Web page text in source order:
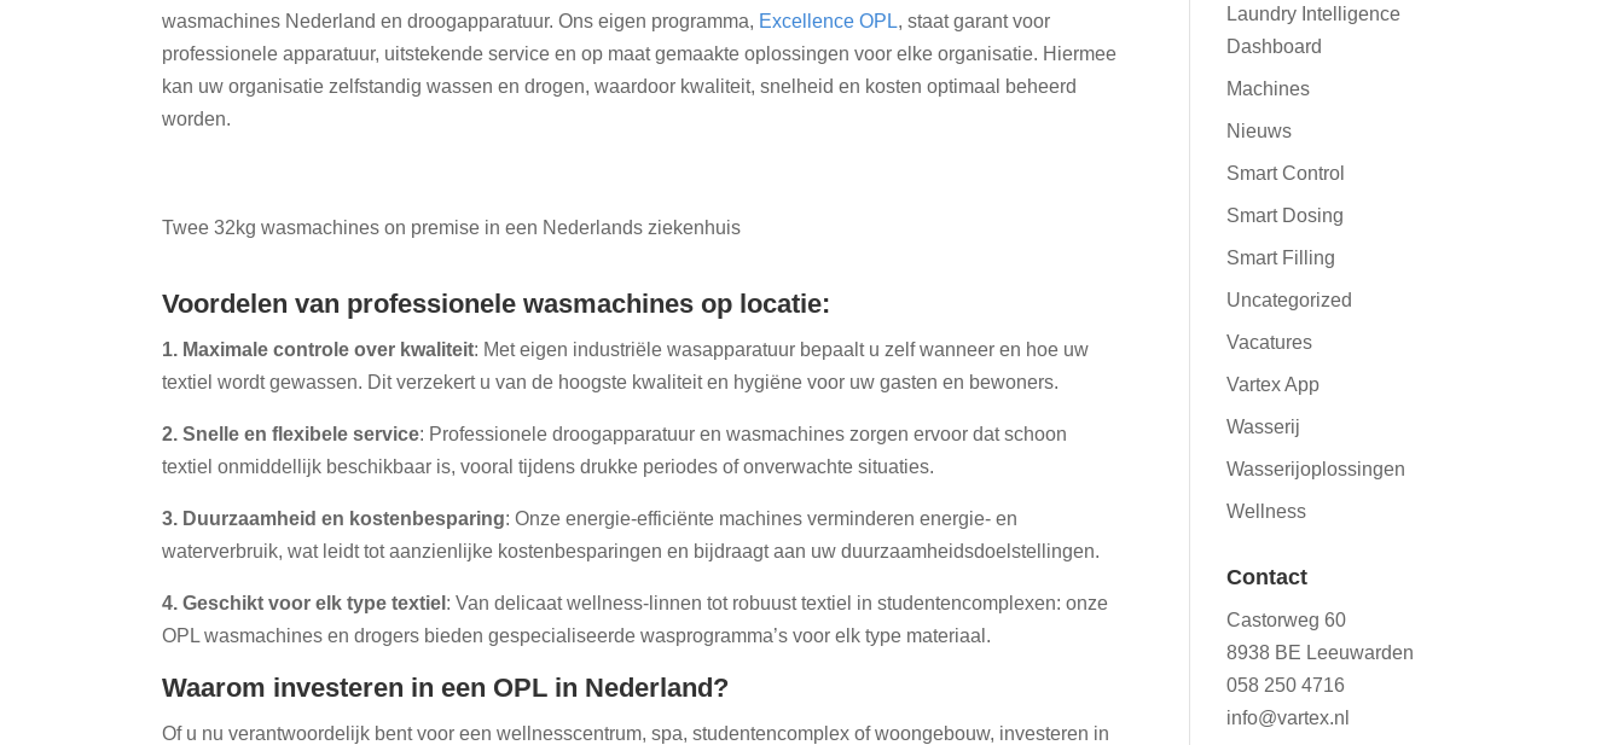
wasmachines Nederland en droogapparatuur. Ons eigen programma, Excellence OPL, staat garant voor
professionele apparatuur, uitstekende service en op maat gemaakte oplossingen voor elke organisatie. Hiermee
kan uw organisatie zelfstandig wassen en drogen, waardoor kwaliteit, snelheid en kosten optimaal beheerd
worden.
Twee 32kg wasmachines on premise in een Nederlands ziekenhuis
Voordelen van professionele wasmachines op locatie:
1. Maximale controle over kwaliteit: Met eigen industriële wasapparatuur bepaalt u zelf wanneer en hoe uw
textiel wordt gewassen. Dit verzekert u van de hoogste kwaliteit en hygiëne voor uw gasten en bewoners.
2. Snelle en flexibele service: Professionele droogapparatuur en wasmachines zorgen ervoor dat schoon
textiel onmiddellijk beschikbaar is, vooral tijdens drukke periodes of onverwachte situaties.
3. Duurzaamheid en kostenbesparing: Onze energie-efficiënte machines verminderen energie- en
waterverbruik, wat leidt tot aanzienlijke kostenbesparingen en bijdraagt aan uw duurzaamheidsdoelstellingen.
4. Geschikt voor elk type textiel : Van delicaat wellness-linnen tot robuust textiel in studentencomplexen: onze
OPL wasmachines en drogers bieden gespecialiseerde wasprogramma’s voor elk type materiaal.
Waarom investeren in een OPL in Nederland?
Of u nu verantwoordelijk bent voor een wellnesscentrum, spa, studentencomplex of woongebouw, investeren in
Laundry Intelligence
Dashboard
Machines
Nieuws
Smart Control
Smart Dosing
Smart Filling
Uncategorized
Vacatures
Vartex App
Wasserij
Wasserijoplossingen
Wellness
Contact
Castorweg 60
8938 BE Leeuwarden
058 250 4716
info@vartex.nl